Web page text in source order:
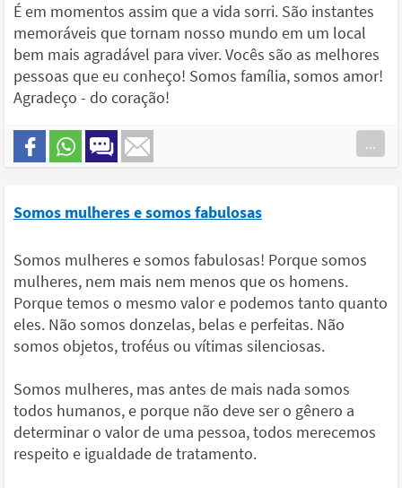
É em momentos assim que a vida sorri. São instantes
memoráveis que tornam nosso mundo em um local
bem mais agradável para viver. Vocês são as melhores
pessoas que eu conheço! Somos família, somos amor!
Agradeço - do coração!
...
Somos mulheres e somos fabulosas
Somos mulheres e somos fabulosas! Porque somos
mulheres, nem mais nem menos que os homens.
Porque temos o mesmo valor e podemos tanto quanto
eles. Não somos donzelas, belas e perfeitas. Não
somos objetos, troféus ou vítimas silenciosas.
Somos mulheres, mas antes de mais nada somos
todos humanos, e porque não deve ser o gênero a
determinar o valor de uma pessoa, todos merecemos
respeito e igualdade de tratamento.